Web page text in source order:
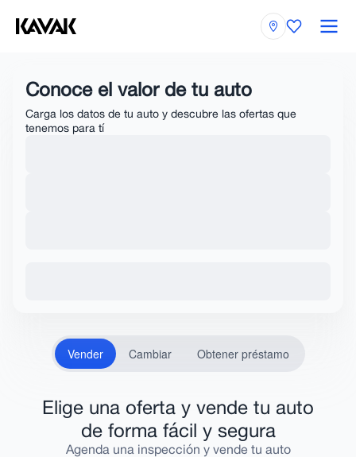
Conoce el valor de tu auto
Carga los datos de tu auto y descubre las ofertas que
tenemos para tí
Vender Cambiar Obtener préstamo
Elige una oferta y vende tu auto
de forma fácil y segura
Agenda una inspección y vende tu auto